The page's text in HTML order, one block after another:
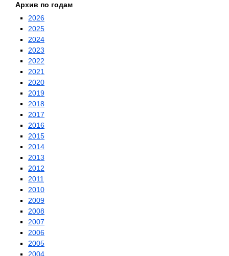
Архив по годам
2026
2025
2024
2023
2022
2021
2020
2019
2018
2017
2016
2015
2014
2013
2012
2011
2010
2009
2008
2007
2006
2005
2004